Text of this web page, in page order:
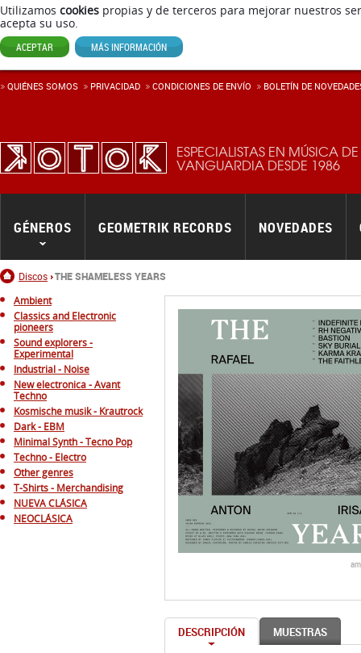
Utilizamos cookies propias y de terceros para mejorar nuestros
acepta su uso.
ACEPTAR MÁS INFORMACIÓN
ESPECIALISTAS EN MÚSICA DE
VANGUARDIA DESDE 1986
Inicio
Discos THE SHAMELESS YEARS
GÉNEROS GEOMETRIK RECORDS NOVEDADES
QUIÉNES SOMOS PRIVACIDAD CONDICIONES DE ENVÍ­O BOLETÍN DE
Ambient
Classics and Electronic
pioneers
Sound explorers -
Experimental
Industrial - Noise
New electronica - Avant
Techno
Kosmische musik - Krautrock
Dark - EBM
Minimal Synth - Tecno Pop
Techno - Electro
Other genres
T-Shirts - Merchandising
NUEVA CLÁSICA
NEOCLÁSICA
DESCRIPCIÓN MUESTRAS